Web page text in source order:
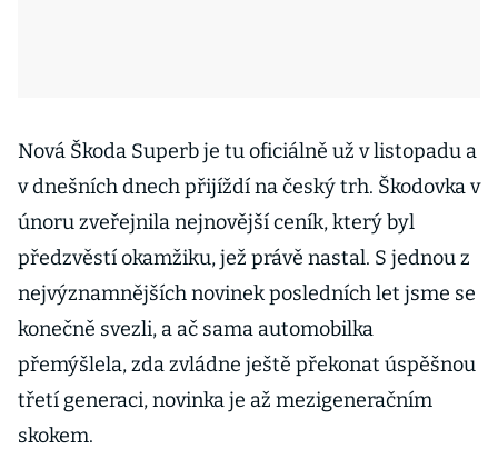
Nová Škoda Superb je tu oficiálně už v listopadu a
v dnešních dnech přijíždí na český trh. Škodovka v
únoru zveřejnila nejnovější ceník, který byl
předzvěstí okamžiku, jež právě nastal. S jednou z
nejvýznamnějších novinek posledních let jsme se
konečně svezli, a ač sama automobilka
přemýšlela, zda zvládne ještě překonat úspěšnou
třetí generaci, novinka je až mezigeneračním
skokem.